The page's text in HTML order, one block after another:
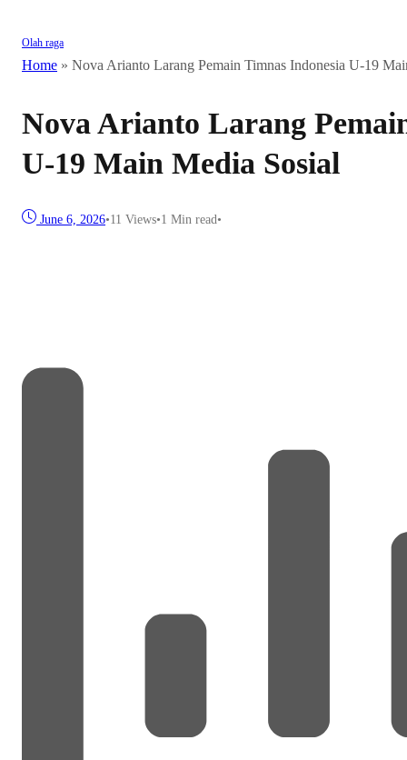
Olah raga
Home » Nova Arianto Larang Pemain Timnas Indonesia U-19
Nova Arianto Larang
U-19 Main Media Sosial
June 6, 2026•11 Views•1 Min read•